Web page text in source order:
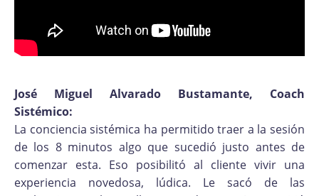
José Miguel Alvarado Bustamante, Coach
Sistémico:
La conciencia sistémica ha permitido traer a la sesión
de los 8 minutos algo que sucedió justo antes de
comenzar esta. Eso posibilitó al cliente vivir una
experiencia novedosa, lúdica. Le sacó de las